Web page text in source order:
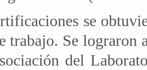
se
trabajo. Se
del